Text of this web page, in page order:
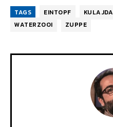
TAGS EINTOPF KULAJDA
WATERZOOI
ZUPPE